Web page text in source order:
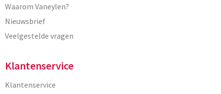
Waarom Vaneylen?
Nieuwsbrief
Veelgestelde vragen
Klantenservice
Klantenservice